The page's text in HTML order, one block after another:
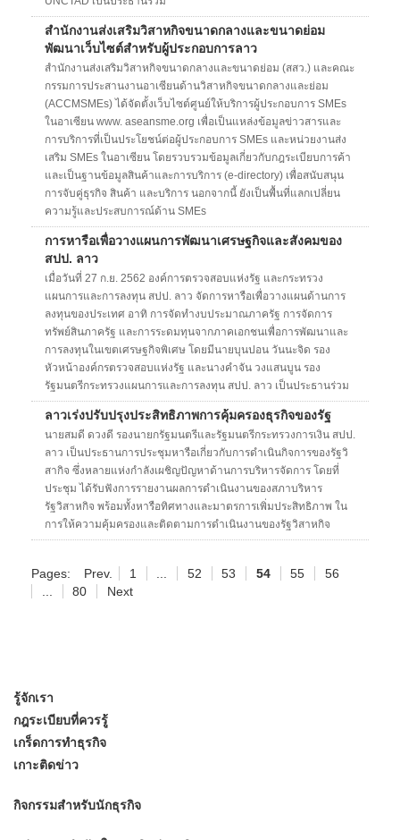
สำนักงานส่งเสริมวิสาหกิจขนาดกลางและขนาดย่อม
พัฒนาเว็บไซต์สำหรับผู้ประกอบการลาว
สำนักงานส่งเสริมวิสาหกิจขนาดกลางและขนาดย่อม (สสว.) และคณะ
กรรมการประสานงานอาเซียนด้านวิสาหกิจขนาดกลางและย่อม
(ACCMSMEs) ได้จัดตั้งเว็บไซต์ศูนย์ให้บริการผู้ประกอบการ SMEs
ในอาเซียน www. aseansme.org เพื่อเป็นแหล่งข้อมูลข่าวสารและ
การบริการที่เป็นประโยชน์ต่อผู้ประกอบการ SMEs และหน่วยงานส่ง
เสริม SMEs ในอาเซียน โดยรวบรวมข้อมูลเกี่ยวกับกฎระเบียบการค้า
และเป็นฐานข้อมูลสินค้าและการบริการ (e-directory) เพื่อสนับสนุน
การจับคู่ธุรกิจ สินค้า และบริการ นอกจากนี้ ยังเป็นพื้นที่แลกเปลี่ยน
ความรู้และประสบการณ์ด้าน SMEs
การหารือเพื่อวางแผนการพัฒนาเศรษฐกิจและสังคมของ
สปป. ลาว
เมื่อวันที่ 27 ก.ย. 2562 องค์การตรวจสอบแห่งรัฐ และกระทรวง
แผนการและการลงทุน สปป. ลาว จัดการหารือเพื่อวางแผนด้านการ
ลงทุนของประเทศ อาทิ การจัดทำงบประมาณภาครัฐ การจัดการ
ทรัพย์สินภาครัฐ และการระดมทุนจากภาคเอกชนเพื่อการพัฒนาและ
การลงทุนในเขตเศรษฐกิจพิเศษ โดยมีนายบุนปอน วันนะจิด รอง
หัวหน้าองค์กรตรวจสอบแห่งรัฐ และนางคำจัน วงแสนบูน รอง
รัฐมนตรีกระทรวงแผนการและการลงทุน สปป. ลาว เป็นประธานร่วม
ลาวเร่งปรับปรุงประสิทธิภาพการคุ้มครองธุรกิจของรัฐ
นายสมดี ดวงดี รองนายกรัฐมนตรีและรัฐมนตรีกระทรวงการเงิน สปป.
ลาว เป็นประธานการประชุมหารือเกี่ยวกับการดำเนินกิจการของรัฐวิ
สากิจ ซึ่งหลายแห่งกำลังเผชิญปัญหาด้านการบริหารจัดการ โดยที่
ประชุม ได้รับฟังการรายงานผลการดำเนินงานของสภาบริหาร
รัฐวิสาหกิจ พร้อมทั้งหารือทิศทางและมาตรการเพิ่มประสิทธิภาพ ใน
การให้ความคุ้มครองและติดตามการดำเนินงานของรัฐวิสาหกิจ
Pages: Prev. 1 52 53 54 55
56
80 Next
รู้จักเรา
กฎระเบียบที่ควรรู้
เกร็ดการทำธุรกิจ
เกาะติดข่าว
กิจกรรมสำหรับนักธุรกิจ